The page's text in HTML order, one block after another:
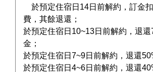
於預定住宿日14日前解約，訂金
費，其餘退還；
於預定住宿日10~13日前解約，退還
金；
於預定住宿日7~9日前解約，退還
於預定住宿日4~6日前解約，退還